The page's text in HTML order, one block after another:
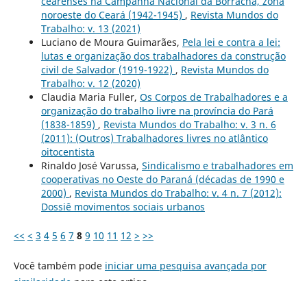
noroeste do Ceará (1942-1945) , Revista Mundos do
Trabalho: v. 13 (2021)
Luciano de Moura Guimarães, Pela lei e contra a lei:
lutas e organização dos trabalhadores da construção
civil de Salvador (1919-1922) , Revista Mundos do
Trabalho: v. 12 (2020)
Claudia Maria Fuller, Os Corpos de Trabalhadores e a
organização do trabalho livre na província do Pará
(1838-1859) , Revista Mundos do Trabalho: v. 3 n. 6
(2011): (Outros) Trabalhadores livres no atlântico
oitocentista
Rinaldo José Varussa, Sindicalismo e trabalhadores em
cooperativas no Oeste do Paraná (décadas de 1990 e
2000) , Revista Mundos do Trabalho: v. 4 n. 7 (2012):
Dossiê movimentos sociais urbanos
<< < 3 4 5 6 7 8 9 10 11 12 > >>
Você também pode iniciar uma pesquisa avançada por